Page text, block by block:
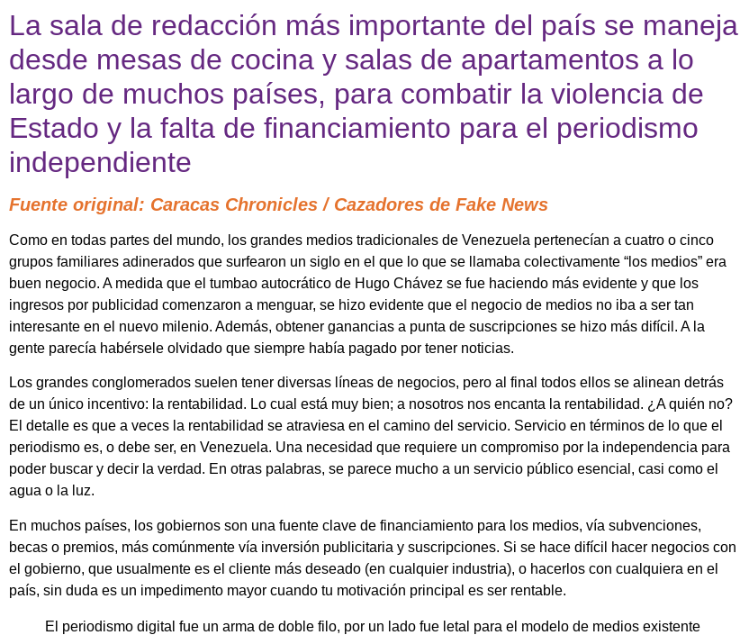
La sala de redacción más importante del país se maneja
desde mesas de cocina y salas de apartamentos a lo
largo de muchos países, para combatir la violencia de
Estado y la falta de financiamiento para el periodismo
independiente
Fuente original: Caracas Chronicles / Cazadores de Fake News
Como en todas partes del mundo, los grandes medios tradicionales de Venezuela pertenecían a cuatro o cinco
grupos familiares adinerados que surfearon un siglo en el que lo que se llamaba colectivamente “los medios” era
buen negocio. A medida que el tumbao autocrático de Hugo Chávez se fue haciendo más evidente y que los
ingresos por publicidad comenzaron a menguar, se hizo evidente que el negocio de medios no iba a ser tan
interesante en el nuevo milenio. Además, obtener ganancias a punta de suscripciones se hizo más difícil. A la
gente parecía habérsele olvidado que siempre había pagado por tener noticias.
Los grandes conglomerados suelen tener diversas líneas de negocios, pero al final todos ellos se alinean detrás
de un único incentivo: la rentabilidad. Lo cual está muy bien; a nosotros nos encanta la rentabilidad. ¿A quién no?
El detalle es que a veces la rentabilidad se atraviesa en el camino del servicio. Servicio en términos de lo que el
periodismo es, o debe ser, en Venezuela. Una necesidad que requiere un compromiso por la independencia para
poder buscar y decir la verdad. En otras palabras, se parece mucho a un servicio público esencial, casi como el
agua o la luz.
En muchos países, los gobiernos son una fuente clave de financiamiento para los medios, vía subvenciones,
becas o premios, más comúnmente vía inversión publicitaria y suscripciones. Si se hace difícil hacer negocios con
el gobierno, que usualmente es el cliente más deseado (en cualquier industria), o hacerlos con cualquiera en el
país, sin duda es un impedimento mayor cuando tu motivación principal es ser rentable.
El periodismo digital fue un arma de doble filo, por un lado fue letal para el modelo de medios existente